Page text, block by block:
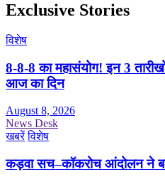
Exclusive Stories
विशेष
8-8-8 का महासंयोग! इन 3
आज का दिन
August 8, 2026
News Desk
खबरें विशेष
कड़वा सच–कॉकरोच आंदोलन ने